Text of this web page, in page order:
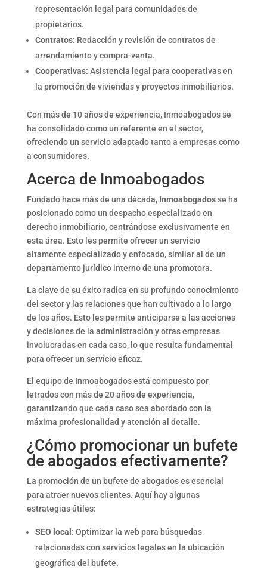
representación legal para comunidades de
propietarios.
Contratos: Redacción y revisión de contratos de
arrendamiento y compra-venta.
Cooperativas: Asistencia legal para cooperativas en
la promoción de viviendas y proyectos inmobiliarios.
Con más de 10 años de experiencia, Inmoabogados se
ha consolidado como un referente en el sector,
ofreciendo un servicio adaptado tanto a empresas como
a consumidores.
Acerca de Inmoabogados
Fundado hace más de una década, Inmoabogadosse ha
posicionado como un despacho especializado en
derecho inmobiliario, centrándose exclusivamente en
esta área. Esto les permite ofrecer un servicio
altamente especializado y enfocado, similar al de un
departamento jurídico interno de una promotora.
La clave de su éxito radica en su profundo conocimiento
del sector y las relaciones que han cultivado a lo largo
de los años. Esto les permite anticiparse a las acciones
y decisiones de la administración y otras empresas
involucradas en cada caso, lo que resulta fundamental
para ofrecer un servicio eficaz.
El equipo de Inmoabogados está compuesto por
letrados con más de 20 años de experiencia,
garantizando que cada caso sea abordado con la
máxima profesionalidad y atención al detalle.
¿Cómo promocionar un bufete
de abogados efectivamente?
La promoción de un bufete de abogados es esencial
para atraer nuevos clientes. Aquí hay algunas
estrategias útiles:
SEO local: Optimizar la web para búsquedas
relacionadas con servicios legales en la ubicación
geográfica del bufete.